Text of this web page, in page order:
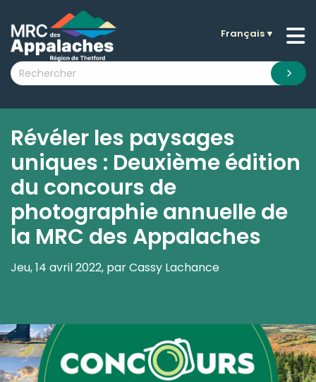
submenu (La MRC )
submenu (Citoyens )
submenu (Nouvelles )
submenu (Documentation )
Français▼
Révéler les paysages
uniques : Deuxième édition
du concours de
photographie annuelle de
la MRC des Appalaches
Jeu, 14 avril 2022, par Cassy Lachance